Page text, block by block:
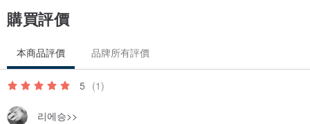
購買評價
本商品評價 品牌所有評價
5 (1)
리에승>>